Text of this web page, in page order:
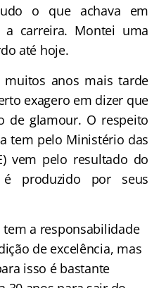
o que achava em
carreira. Montei uma
até hoje.
anos mais tarde
exagero em dizer que
de glamour. O respeito
tem pelo Ministério das
vem pelo resultado do
produzido por seus
a responsabilidade
de excelência, mas
isso é bastante